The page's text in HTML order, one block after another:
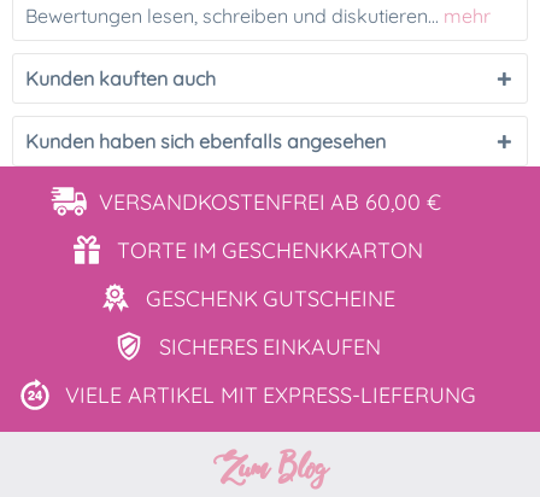
Bewertungen lesen, schreiben und diskutieren... mehr
Kunden kauften auch
Kunden haben sich ebenfalls angesehen
VERSANDKOSTENFREI AB 60,00 €
TORTE IM GESCHENKKARTON
GESCHENK GUTSCHEINE
SICHERES EINKAUFEN
VIELE ARTIKEL MIT EXPRESS-LIEFERUNG
Zum Blog